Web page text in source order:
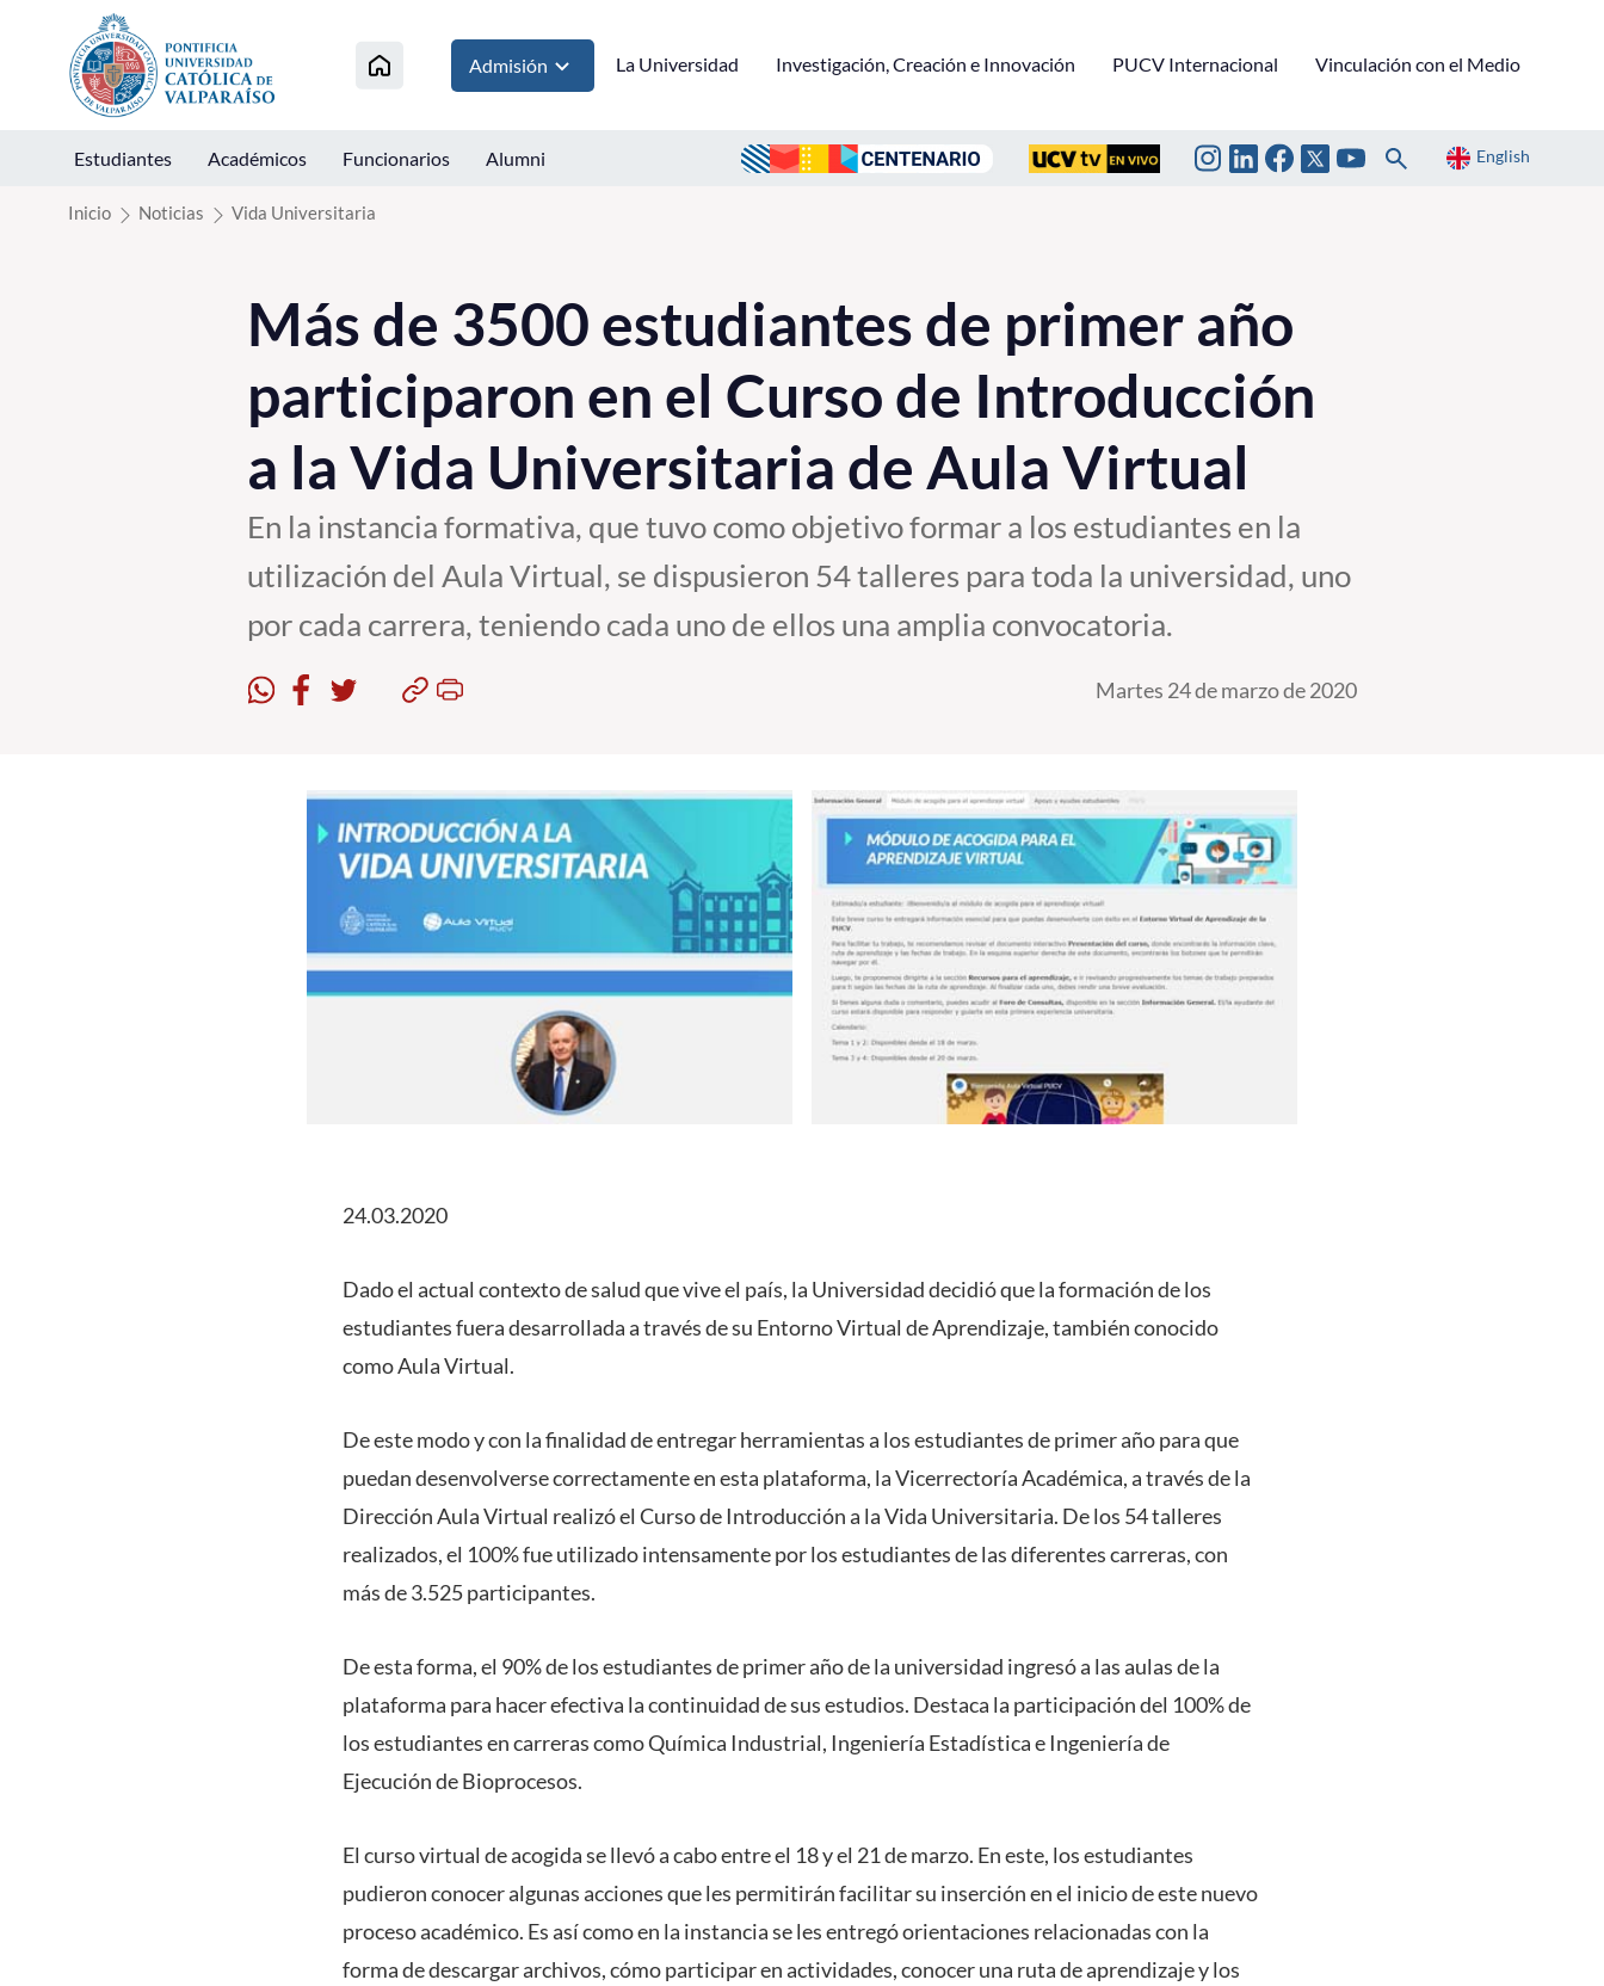
Click acá para ir directamente al contenido
Admisión La Universidad Investigación, Creación e Innovación PUCV Internacional Vinculación con el Medio
Estudiantes Académicos Funcionarios Alumni English
Inicio Noticias Vida Universitaria
Más de 3500 estudiantes de primer año
participaron en el Curso de Introducción
a la Vida Universitaria de Aula Virtual
En la instancia formativa, que tuvo como objetivo formar a los estudiantes en la
utilización del Aula Virtual, se dispusieron 54 talleres para toda la universidad, uno
por cada carrera, teniendo cada uno de ellos una amplia convocatoria.
Martes 24 de marzo de 2020
24.03.2020
Dado el actual contexto de salud que vive el país, la Universidad decidió que la formación de los
estudiantes fuera desarrollada a través de su Entorno Virtual de Aprendizaje, también conocido
como Aula Virtual.
De este modo y con la finalidad de entregar herramientas a los estudiantes de primer año para que
puedan desenvolverse correctamente en esta plataforma, la Vicerrectoría Académica, a través de la
Dirección Aula Virtual realizó el Curso de Introducción a la Vida Universitaria. De los 54 talleres
realizados, el 100% fue utilizado intensamente por los estudiantes de las diferentes carreras, con
más de 3.525 participantes.
De esta forma, el 90% de los estudiantes de primer año de la universidad ingresó a las aulas de la
plataforma para hacer efectiva la continuidad de sus estudios. Destaca la participación del 100% de
los estudiantes en carreras como Química Industrial, Ingeniería Estadística e Ingeniería de
Ejecución de Bioprocesos.
El curso virtual de acogida se llevó a cabo entre el 18 y el 21 de marzo. En este, los estudiantes
pudieron conocer algunas acciones que les permitirán facilitar su inserción en el inicio de este nuevo
proceso académico. Es así como en la instancia se les entregó orientaciones relacionadas con la
forma de descargar archivos, cómo participar en actividades, conocer una ruta de aprendizaje y los